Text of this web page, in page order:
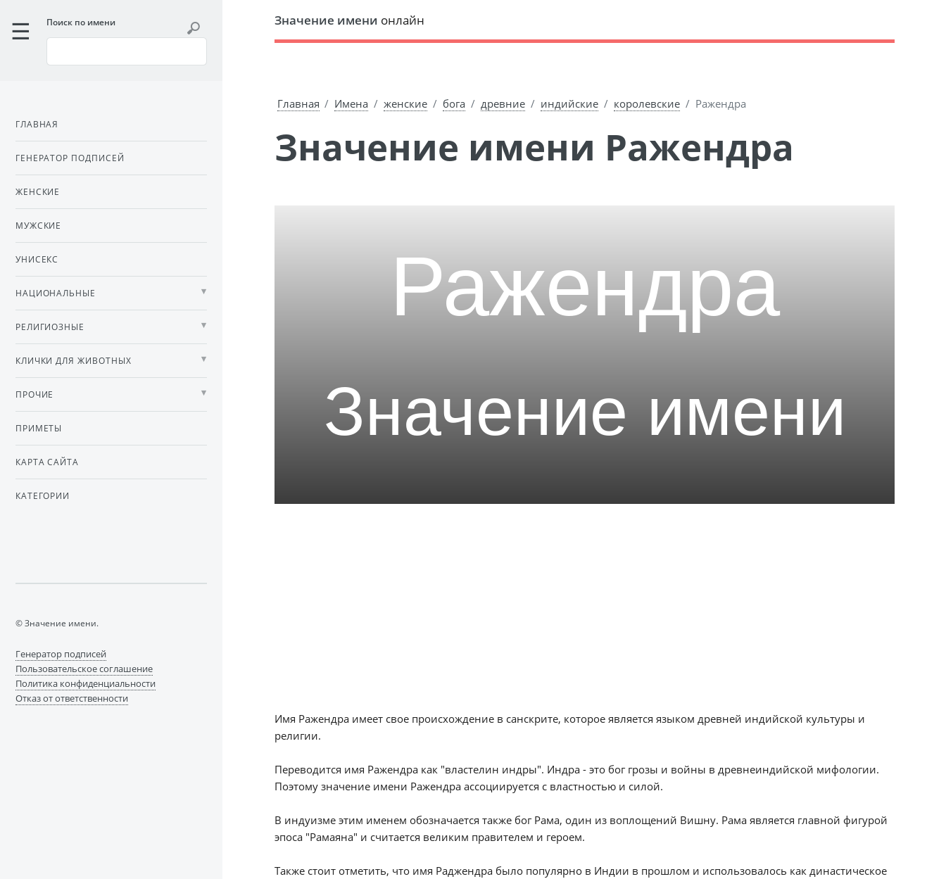
Значение имени онлайн
Главная Имена женские бога древние индийские королевские Ражендра
Значение имени Ражендра
Имя Ражендра имеет свое происхождение в санскрите, которое является языком древней индийской культуры и
религии.
Переводится имя Ражендра как "властелин индры". Индра - это бог грозы и войны в древнеиндийской мифологии.
Поэтому значение имени Ражендра ассоциируется с властностью и силой.
В индуизме этим именем обозначается также бог Рама, один из воплощений Вишну. Рама является главной фигурой
эпоса "Рамаяна" и считается великим правителем и героем.
Также стоит отметить, что имя Раджендра было популярно в Индии в прошлом и использовалось как династическое
Поиск по имени
ГЛАВНАЯ
ГЕНЕРАТОР ПОДПИСЕЙ
ЖЕНСКИЕ
МУЖСКИЕ
УНИСЕКС
НАЦИОНАЛЬНЫЕ
РЕЛИГИОЗНЫЕ
КЛИЧКИ ДЛЯ ЖИВОТНЫХ
ПРОЧИЕ
ПРИМЕТЫ
КАРТА САЙТА
КАТЕГОРИИ
© Значение имени.
Генератор подписей
Пользовательское соглашение
Политика конфиденциальности
Отказ от ответственности